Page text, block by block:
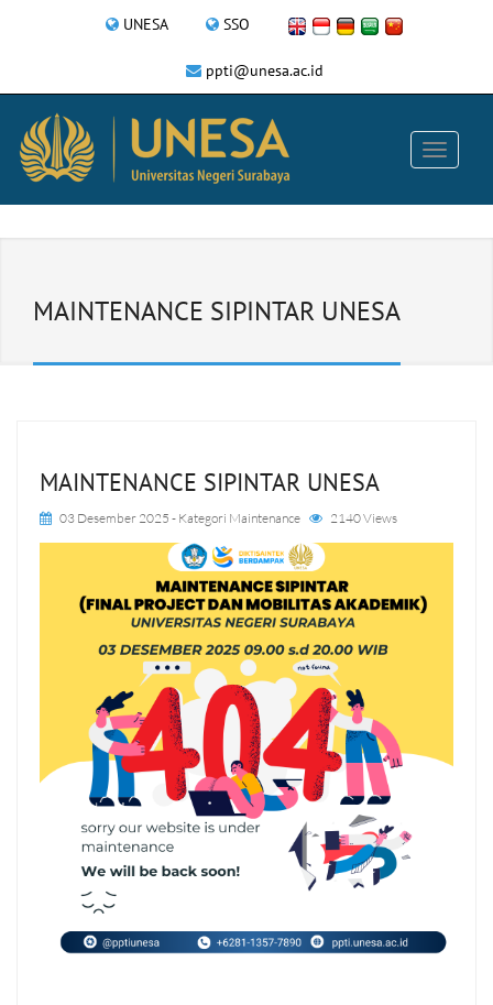
UNESA SSO
ppti@unesa.ac.id
MAINTENANCE SIPINTAR UNESA
MAINTENANCE SIPINTAR UNESA
03 Desember 2025 - Kategori Maintenance 2140 Views